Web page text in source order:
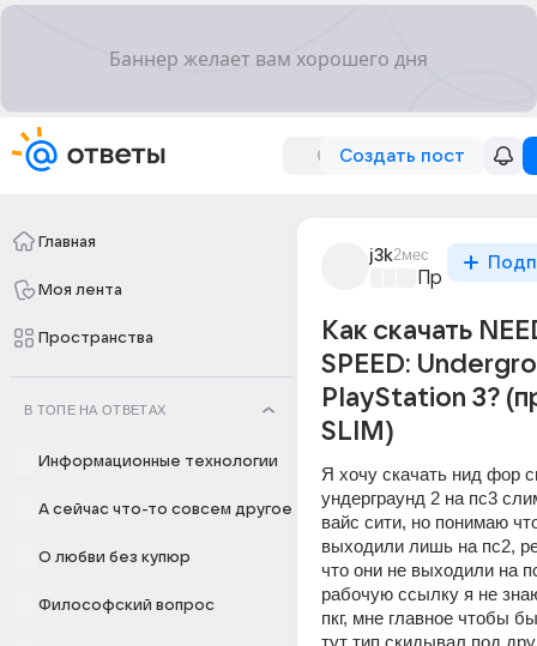
Создать пост
Главная
Моя лента
Пространства
В ТОПЕ НА ОТВЕТАХ
Информационные технологии
А сейчас что-то совсем другое
О любви без купюр
Философский вопрос
j3k2мес
Проблемы с
Как скачать
SPEED:
PlayStation 3?
SLIM)
Я хочу скачать нид фор
ундерграунд 2 на пс3
вайс сити, но понимаю
выходили лишь на пс2,
что они не выходили на
рабочую ссылку я не
пкг, мне главное чтобы
тут тип скидывал под